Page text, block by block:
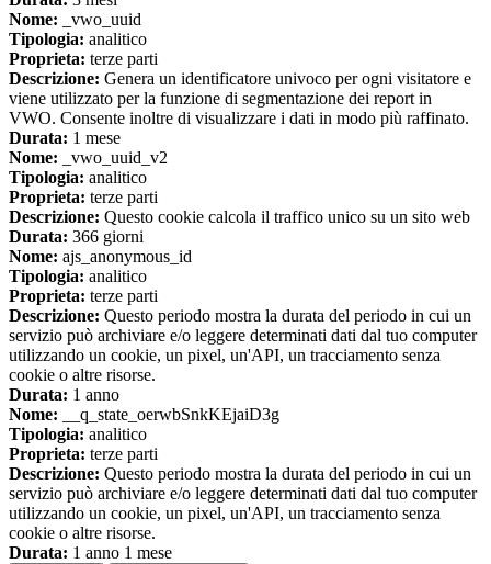
Nome: _vwo_uuid
Tipologia: analitico
Proprieta: terze parti
Descrizione: Genera un identificatore univoco per ogni visitatore e
viene utilizzato per la funzione di segmentazione dei report in
VWO. Consente inoltre di visualizzare i dati in modo più raffinato.
Durata: 1 mese
Nome: _vwo_uuid_v2
Tipologia: analitico
Proprieta: terze parti
Descrizione: Questo cookie calcola il traffico unico su un sito web
Durata: 366 giorni
Nome: ajs_anonymous_id
Tipologia: analitico
Proprieta: terze parti
Descrizione: Questo periodo mostra la durata del periodo in cui un
servizio può archiviare e/o leggere determinati dati dal tuo computer
utilizzando un cookie, un pixel, un'API, un tracciamento senza
cookie o altre risorse.
Durata: 1 anno
Nome: __q_state_oerwbSnkKEjaiD3g
Tipologia: analitico
Proprieta: terze parti
Descrizione: Questo periodo mostra la durata del periodo in cui un
servizio può archiviare e/o leggere determinati dati dal tuo computer
utilizzando un cookie, un pixel, un'API, un tracciamento senza
cookie o altre risorse.
Durata: 1 anno 1 mese